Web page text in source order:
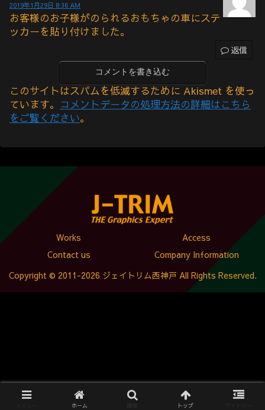
2019年1月29日 8:36 AM
お客様のお子様がのられるおもちゃの車にステ
ッカーを貼り付けました。
返信
コメントを書き込む
このサイトはスパムを低減するために Akismet を使っ
ています。 コメントデータの処理方法の詳細はこちら
をご覧ください。
Works
Access
Contact us
Company Information
Copyright © 2011-2026 ジェイトリム西神戸 All Rights Reserved.
ホーム トップ